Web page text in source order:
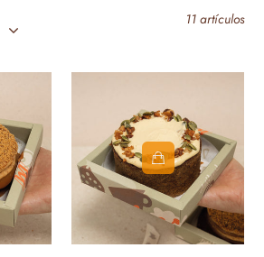
11 artículos
Zanahoria